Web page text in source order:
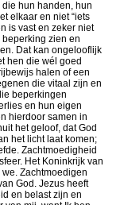
hun handen, hun
elkaar en niet “iets
is vast en zeker niet
zien en
Dat kan ongelooflijk
hen die wél goed
halen of een
die vitaal zijn en
beperkingen
en hun eigen
hierdoor samen in
het geloof, dat God
het licht laat komen;
Zachtmoedigheid
Het Koninkrijk van
Zachtmoedigen
God. Jezus heeft
en belast zijn en